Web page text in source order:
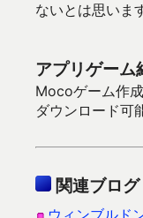
ないとは思いま
アプリゲーム
Mocoゲーム作
ダウンロード可
関連ブログ
ウィンブルド